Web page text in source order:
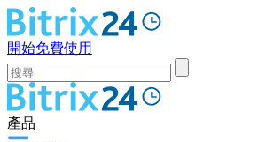
開始免費使用
產品